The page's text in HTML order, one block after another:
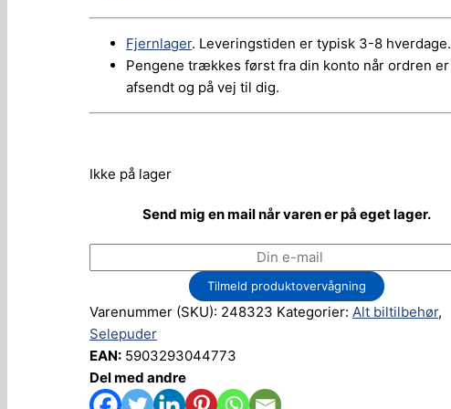
Fjernlager. Leveringstiden er typisk 3-8 hverdage.
Pengene trækkes først fra din konto når ordren er
afsendt og på vej til dig.
Ikke på lager
Send mig en mail når varen er på eget lager.
Tilmeld produktovervågning
Varenummer (SKU): 248323 Kategorier: Alt biltilbehør,
Selepuder
EAN: 5903293044773
Del med andre